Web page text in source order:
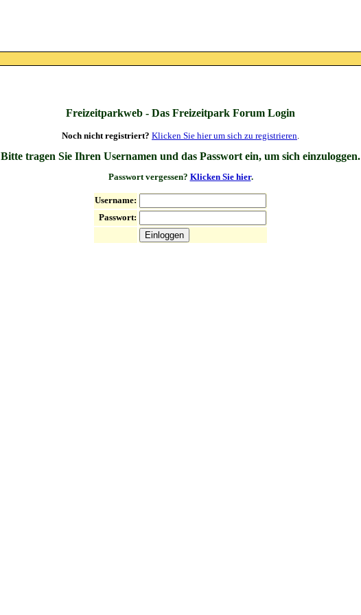
Freizeitparkweb - Das Freizeitpark Forum Login
Noch nicht registriert? Klicken Sie hier um sich zu registrieren.
Bitte tragen Sie Ihren Usernamen und das Passwort ein, um sich einzuloggen.
Passwort vergessen? Klicken Sie hier.
Username:
Passwort: